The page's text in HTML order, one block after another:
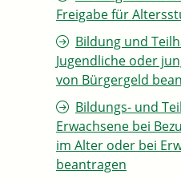
Freigabe für
Bildung und
Jugendliche oder
von Bürgergeld
Bildungs- und
Erwachsene bei
im Alter oder bei
beantragen